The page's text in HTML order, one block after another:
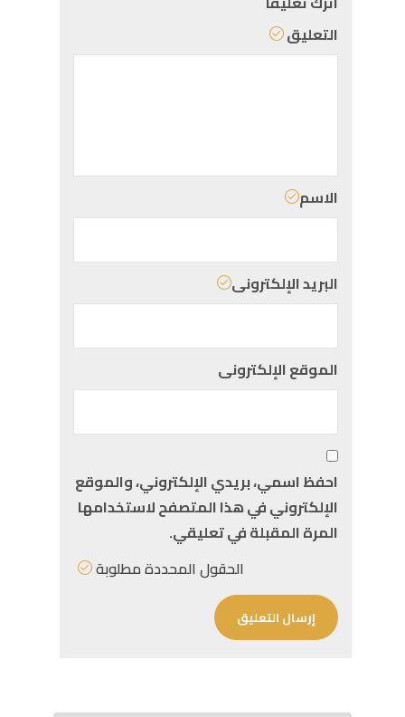
التعليق
الاسم
البريد الإلكترونى
الموقع الإلكترونى
احفظ اسمي، بريدي الإلكتروني، والموقع
الإلكتروني في هذا المتصفح لاستخدامها
المرة المقبلة في تعليقي.
الحقول المحددة مطلوبة